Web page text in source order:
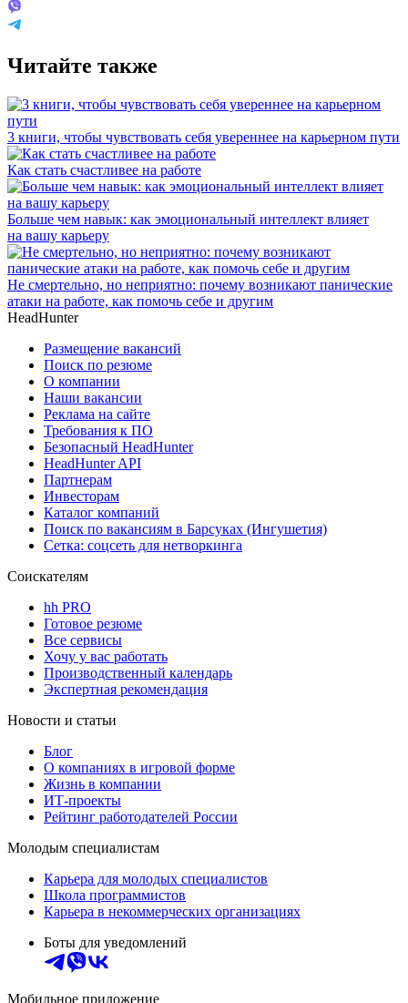
Читайте также
3 книги, чтобы чувствовать себя увереннее на карьерном пути
Как стать счастливее на работе
Больше чем навык: как эмоциональный интеллект влияет
на вашу карьеру
Не смертельно, но неприятно: почему возникают панические
атаки на работе, как помочь себе и другим
HeadHunter
Размещение вакансий
Поиск по резюме
О компании
Наши вакансии
Реклама на сайте
Требования к ПО
Безопасный HeadHunter
HeadHunter API
Партнерам
Инвесторам
Каталог компаний
Поиск по вакансиям в Барсуках (Ингушетия)
Сетка: соцсеть для нетворкинга
Соискателям
hh PRO
Готовое резюме
Все сервисы
Хочу у вас работать
Производственный календарь
Экспертная рекомендация
Новости и статьи
Блог
О компаниях в игровой форме
Жизнь в компании
ИТ-проекты
Рейтинг работодателей России
Молодым специалистам
Карьера для молодых специалистов
Школа программистов
Карьера в некоммерческих организациях
Боты для уведомлений
Мобильное приложение